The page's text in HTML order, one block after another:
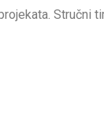
Stručni